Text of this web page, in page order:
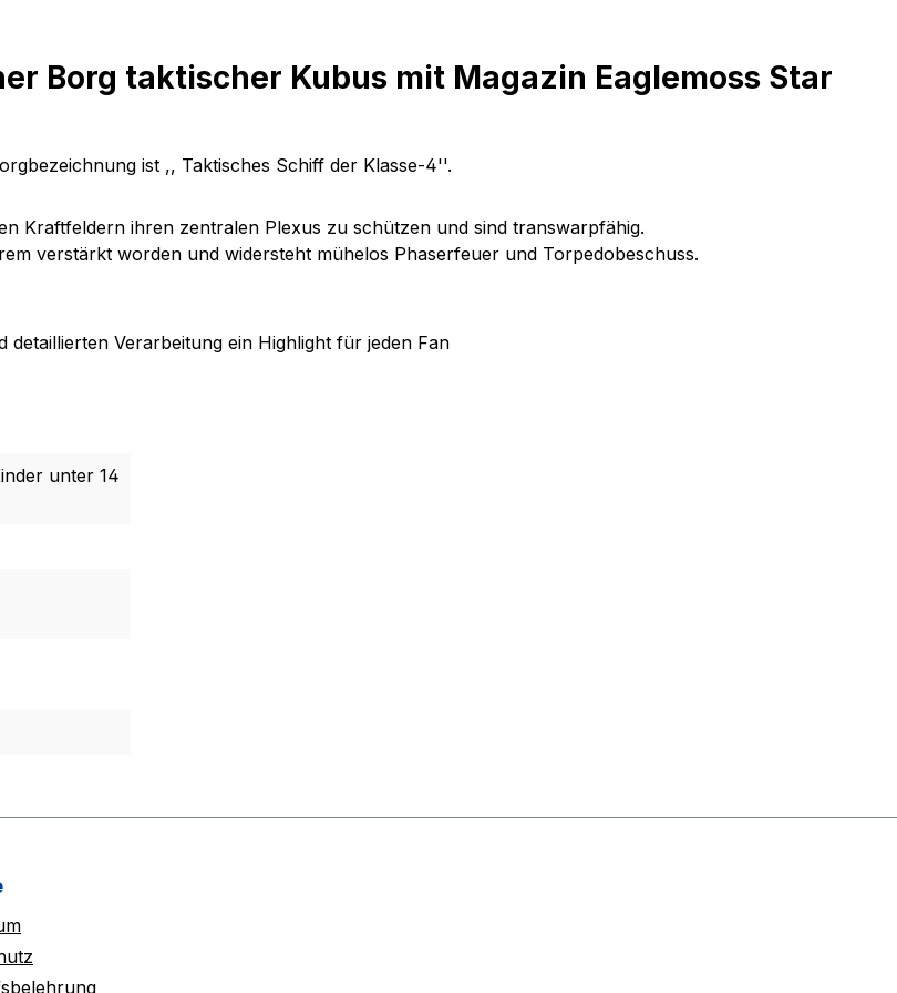
Borg taktischer Kubus mit Magazin Eaglemoss Star
ist ,, Taktisches Schiff der Klasse-4''.
Kraftfeldern ihren zentralen Plexus zu schützen und sind transwarpfähig.
verstärkt worden und widersteht mühelos Phaserfeuer und Torpedobeschuss.
Verarbeitung ein Highlight für jeden Fan
unter 14